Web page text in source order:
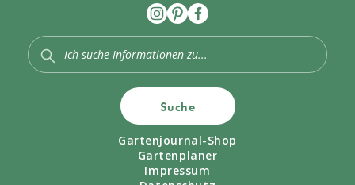
Suche
Gartenjournal-Shop
Gartenplaner
Impressum